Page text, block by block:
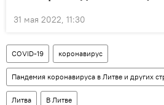
31 мая 2022, 11:30
COVID-19 коронавирус
Пандемия коронавируса в Литве и других
Литва В Литве